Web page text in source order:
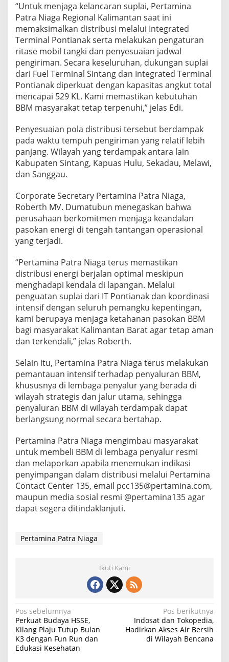
a
l
b
r
M
e
l
l
u
i
T
o
n
t
n
a
k
“Untuk menjaga kelancaran suplai, Pertamina
Patra Niaga Regional Kalimantan saat ini
memaksimalkan distribusi melalui Integrated
Terminal Pontianak serta melakukan pengaturan
ritase mobil tangki dan penyesuaian jadwal
pengiriman. Secara keseluruhan, dukungan suplai
dari Fuel Terminal Sintang dan Integrated Terminal
Pontianak diperkuat dengan kapasitas angkut total
mencapai 529 KL. Kami memastikan kebutuhan
BBM masyarakat tetap terpenuhi,” jelas Edi.
Penyesuaian pola distribusi tersebut berdampak
pada waktu tempuh pengiriman yang relatif lebih
panjang. Wilayah yang terdampak antara lain
Kabupaten Sintang, Kapuas Hulu, Sekadau, Melawi,
dan Sanggau.
Corporate Secretary Pertamina Patra Niaga,
Roberth MV. Dumatubun menegaskan bahwa
perusahaan berkomitmen menjaga keandalan
pasokan energi di tengah tantangan operasional
yang terjadi.
“Pertamina Patra Niaga terus memastikan
distribusi energi berjalan optimal meskipun
menghadapi kendala di lapangan. Melalui
penguatan suplai dari IT Pontianak dan koordinasi
intensif dengan seluruh pemangku kepentingan,
kami berupaya menjaga ketahanan pasokan BBM
bagi masyarakat Kalimantan Barat agar tetap aman
dan terkendali,” jelas Roberth.
Selain itu, Pertamina Patra Niaga terus melakukan
pemantauan intensif terhadap penyaluran BBM,
khususnya di lembaga penyalur yang berada di
wilayah strategis dan jalur utama, sehingga
penyaluran BBM di wilayah terdampak dapat
berlangsung normal secara bertahap.
Pertamina Patra Niaga mengimbau masyarakat
untuk membeli BBM di lembaga penyalur resmi
dan melaporkan apabila menemukan indikasi
penyimpangan dalam distribusi melalui Pertamina
Contact Center 135, email pcc135@pertamina.com,
maupun media sosial resmi @pertamina135 agar
dapat segera ditindaklanjuti.
Pertamina Patra Niaga
Ikuti Kami
N
a
v
Pos sebelumnya
Perkuat Budaya HSSE,
Kilang Plaju Tutup Bulan
K3 dengan Fun Run dan
Edukasi Kesehatan
Pos berikutnya
Indosat dan Tokopedia,
Hadirkan Akses Air Bersih
di Wilayah Bencana